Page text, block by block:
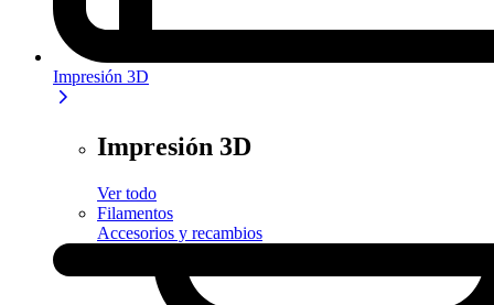
Impresión 3D
Impresión 3D
Ver todo
Filamentos
Accesorios y recambios